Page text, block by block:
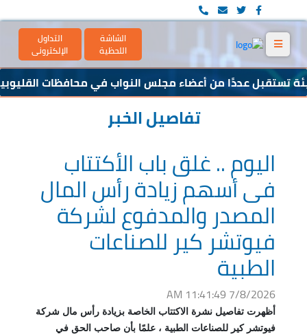
الشاشة
اللحظية
التداول
الإلكترونى
تستقبل عددًا من أعضاء مجلس النواب في محافظات
يعلن عن توزيع كوبون السند رقم (10)تفاصيل الخبر
اليوم .. غلق باب الأكتتاب
فى أسهم زيادة رأس المال
المصدر والمدفوع لشركة
فيوتشر كير للصناعات
الطبية
7/8/2026 11:41:49 AM
أظهرت تفاصيل نشرة الاكتتاب الخاصة بزيادة رأس مال شركة
فيوتشر كير للصناعات الطبية ، علمًا بأن صاحب الحق في